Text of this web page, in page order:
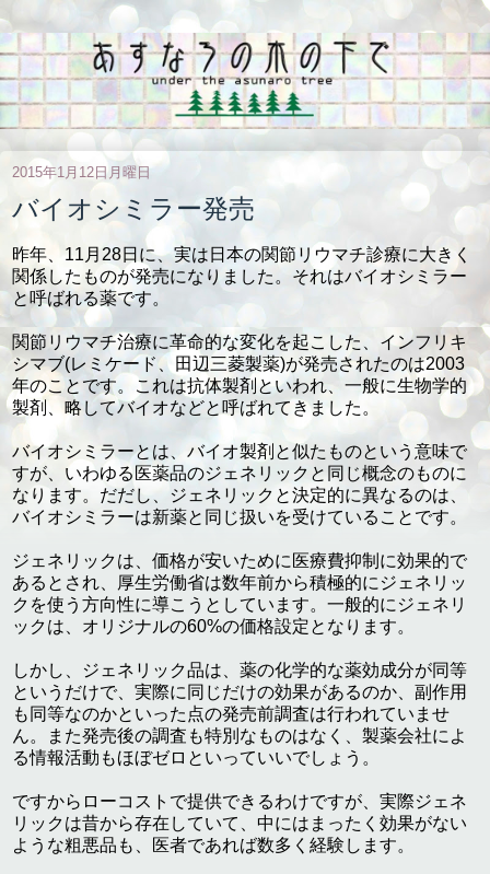
2015年1月12日月曜日
バイオシミラー発売
昨年、11月28日に、実は日本の関節リウマチ診療に大きく
関係したものが発売になりました。それはバイオシミラー
と呼ばれる薬です。
関節リウマチ治療に革命的な変化を起こした、インフリキ
シマブ(レミケード、田辺三菱製薬)が発売されたのは2003
年のことです。これは抗体製剤といわれ、一般に生物学的
製剤、略してバイオなどと呼ばれてきました。
バイオシミラーとは、バイオ製剤と似たものという意味で
すが、いわゆる医薬品のジェネリックと同じ概念のものに
なります。だだし、ジェネリックと決定的に異なるのは、
バイオシミラーは新薬と同じ扱いを受けていることです。
ジェネリックは、価格が安いために医療費抑制に効果的で
あるとされ、厚生労働省は数年前から積極的にジェネリッ
クを使う方向性に導こうとしています。一般的にジェネリ
ックは、オリジナルの60%の価格設定となります。
しかし、ジェネリック品は、薬の化学的な薬効成分が同等
というだけで、実際に同じだけの効果があるのか、副作用
も同等なのかといった点の発売前調査は行われていませ
ん。また発売後の調査も特別なものはなく、製薬会社によ
る情報活動もほぼゼロといっていいでしょう。
ですからローコストで提供できるわけですが、実際ジェネ
リックは昔から存在していて、中にはまったく効果がない
ような粗悪品も、医者であれば数多く経験します。